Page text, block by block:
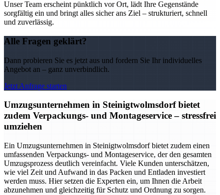
Unser Team erscheint pünktlich vor Ort, lädt Ihre Gegenstände
sorgfältig ein und bringt alles sicher ans Ziel – strukturiert, schnell
und zuverlässig.
Alle Fragen geklärt?
Dann probieren Sie es jetzt aus und fordern Sie Ihr individuelles
Angebot an – ganz unverbindlich.
Jetzt Anfrage starten
Umzugsunternehmen in Steinigtwolmsdorf bietet
zudem Verpackungs- und Montageservice – stressfrei
umziehen
Ein Umzugsunternehmen in Steinigtwolmsdorf bietet zudem einen
umfassenden Verpackungs- und Montageservice, der den gesamten
Umzugsprozess deutlich vereinfacht. Viele Kunden unterschätzen,
wie viel Zeit und Aufwand in das Packen und Entladen investiert
werden muss. Hier setzen die Experten ein, um Ihnen die Arbeit
abzunehmen und gleichzeitig für Schutz und Ordnung zu sorgen.